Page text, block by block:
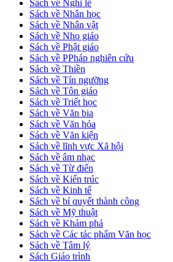
Sách về Nghi lễ
Sách về Nhân học
Sách về Nhân vật
Sách về Nho giáo
Sách về Phật giáo
Sách về PPháp nghiên cứu
Sách về Thiền
Sách về Tín ngưỡng
Sách về Tôn giáo
Sách về Triết học
Sách về Văn bia
Sách về Văn hóa
Sách về Văn kiện
Sách về lĩnh vực Xã hội
Sách về âm nhạc
Sách về Từ điển
Sách về Kiến trúc
Sách về Kinh tế
Sách về bí quyết thành công
Sách về Mỹ thuật
Sách về Khám phá
Sách về Các tác phẩm Văn học
Sách về Tâm lý
Sách Giáo trình